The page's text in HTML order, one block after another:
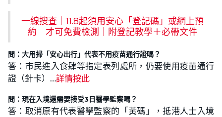
一線搜查｜11.8起須用安心「登記碼」或網上預
約 才可免費檢測｜附登記教學＋必帶文件
問：大用掃「安心出行」代表不用疫苗通行證嗎？
答：市民進入食肆等指定表列處所，仍要使用疫苗通行
證（針卡）…詳情按此
問：現在入境還需要接受3日醫學監察嗎？
答：取消原有代表醫學監察的「黃碼」，抵港人士入境